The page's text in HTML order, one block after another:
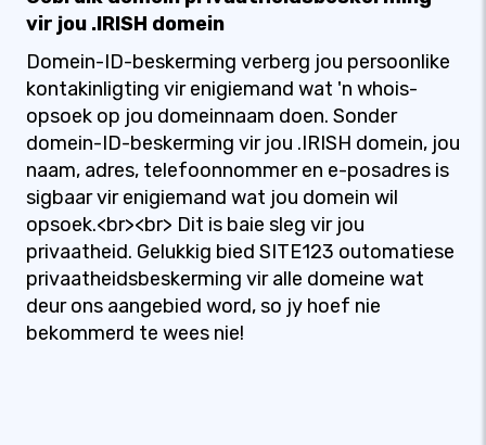
vir jou .IRISH domein
Domein-ID-beskerming verberg jou persoonlike
kontakinligting vir enigiemand wat 'n whois-
opsoek op jou domeinnaam doen. Sonder
domein-ID-beskerming vir jou .IRISH domein, jou
naam, adres, telefoonnommer en e-posadres is
sigbaar vir enigiemand wat jou domein wil
opsoek.<br><br> Dit is baie sleg vir jou
privaatheid. Gelukkig bied SITE123 outomatiese
privaatheidsbeskerming vir alle domeine wat
deur ons aangebied word, so jy hoef nie
bekommerd te wees nie!